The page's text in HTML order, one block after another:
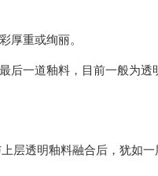
厚重或绚丽。
后一道釉料，目前一般为透
层透明釉料融合后，犹如